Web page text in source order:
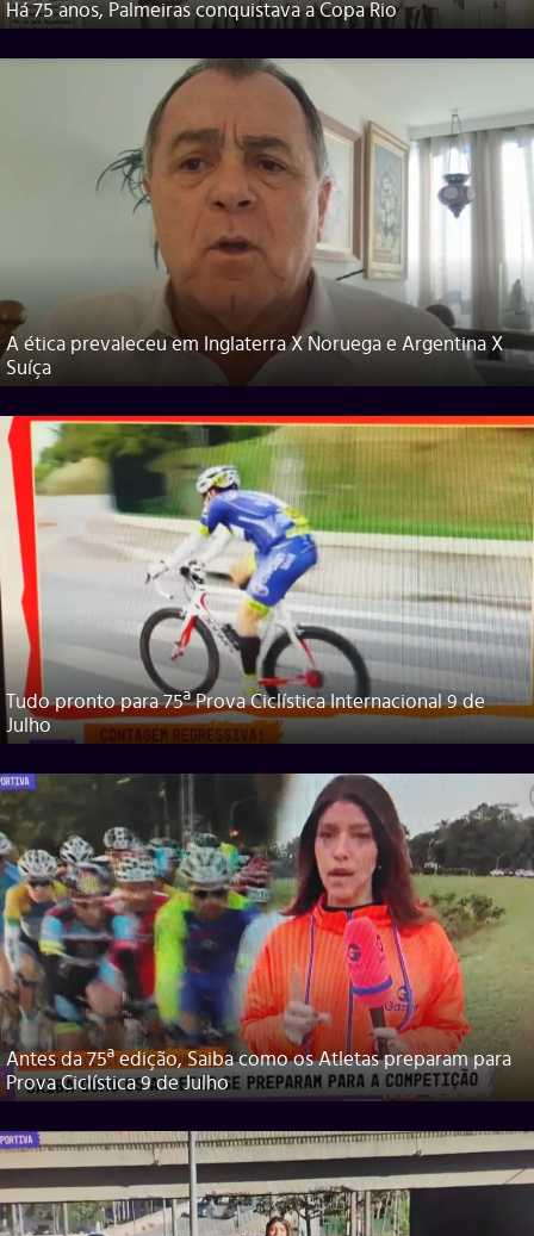
Há 75 anos, Palmeiras conquistava a Copa Rio
A ética prevaleceu em Inglaterra X Noruega e Argentina X
Suíça
Tudo pronto para 75ª Prova Ciclística Internacional 9 de
Julho
Antes da 75ª edição, Saiba como os Atletas preparam para
Prova Ciclística 9 de Julho